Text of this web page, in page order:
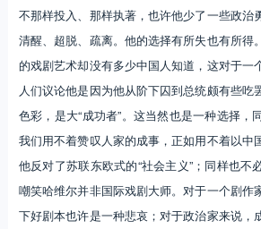
不那样投入、那样执著，也许他少了一些政治
清醒、超脱、疏离。他的选择有所失也有所得
的戏剧艺术却没有多少中国人知道，这对于一
人们议论他是因为他从阶下囚到总统颇有些吃
色彩，是大“成功者”。这当然也是一种选择，
我们用不着赞叹人家的成事，正如用不着以中
他反对了苏联东欧式的“社会主义”；同样也不
嘲笑哈维尔并非国际戏剧大师。对于一个剧作
下好剧本也许是一种悲哀；对于政治家来说，